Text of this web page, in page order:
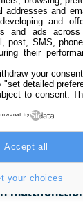
10:48
: cet action-
passer à 0
pas
08:34
aspirateur
Qrevo
addresses and
and
and ads
post, SMS,
their
your
"set detailed
to consent.
by
your choices
Accept all